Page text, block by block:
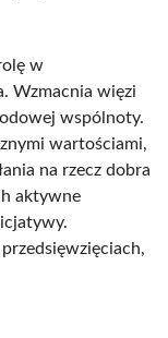
w
Wzmacnia więzi
wspólnoty.
wartościami,
na rzecz dobra
aktywne